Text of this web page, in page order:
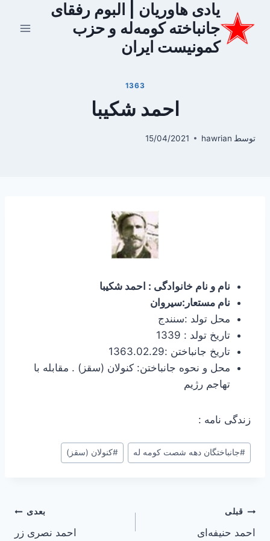
محتوا
یادی هاوریان | البوم رفقای
جانباخته کومه‌له و حزب
کمونیست ایران
1363
احمد شکیبا
توسط hawrian
15/04/2021
نام و نام خانوادگی : احمد شکیبا
نام مستعار:سیروان
محل تولد :سنندج
تاریخ تولد : 1339
تاریخ جانباختن :1363.02.29
محل و نحوه جانباختن: کنولان (سقز) . مقابله با
تهاجم رژیم
زندگی نامه :
#جانباختگان دهه شصت کومه له #کنولان (سقز)
راهبری
قبلی
احمد حنیفه‌ای
بعدی
احمد نصری زر